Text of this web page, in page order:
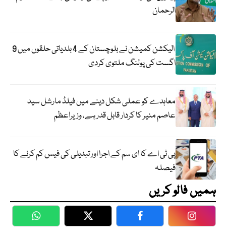
الرحمان
الیکشن کمیشن نے بلوچستان کے 4 بلدیاتی حلقوں میں 9
اگست کی پولنگ ملتوی کردی
معاہدے کو عملی شکل دینے میں فیلڈ مارشل سید
عاصم منیر کا کردار قابل قدر ہے، وزیراعظم
پی ٹی اے کا ای سم کے اجرا اور تبدیلی کی فیس کم کرنے کا
فیصلہ
ہمیں فالو کریں
WhatsApp Twitter Facebook